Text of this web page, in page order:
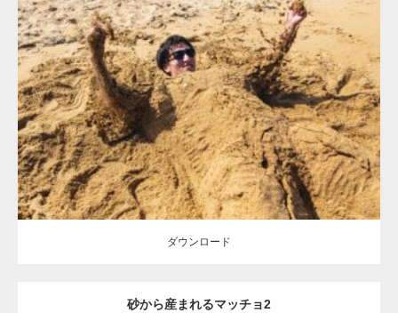
Update:2021.07.8
Category:海のマッチョ オレンジの人 AKIHITO(細マッチョ)
ダウンロード
ダウンロード
砂から産まれるマッチョ2